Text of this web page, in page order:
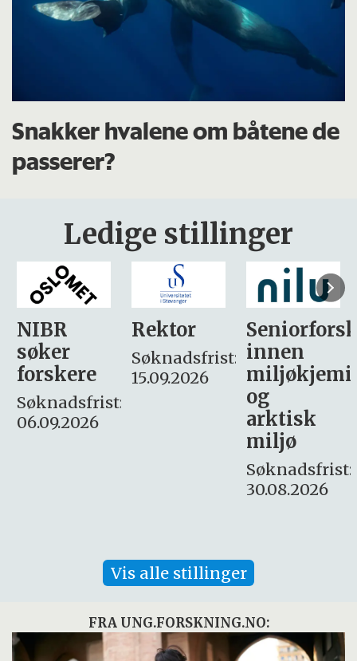
Snakker hvalene om båtene de
passerer?
Ledige stillinger
Rektor
Søknadsfrist:
15.09.2026
Seniorforsker
innen
miljøkjemi
søker
– fast
Søknadsfrist:
16. august.
Vis alle stillinger
FRA UNG.FORSKNING.NO: